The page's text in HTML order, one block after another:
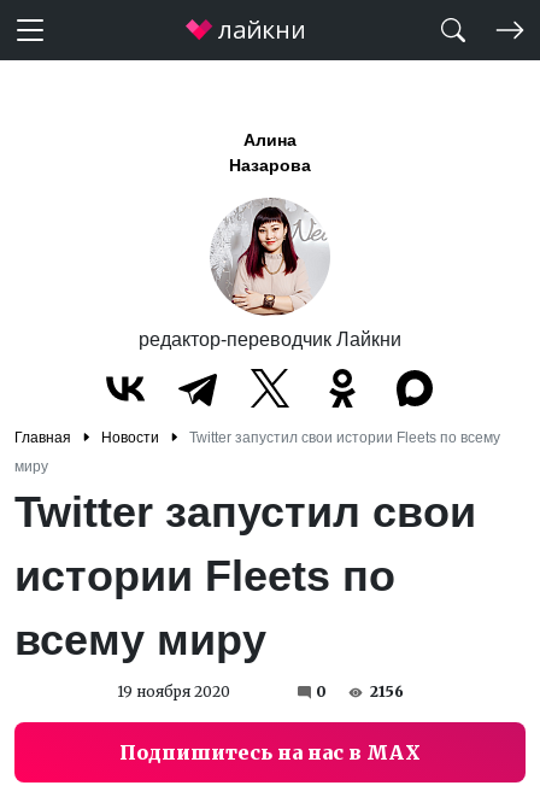
Алина
Назарова
редактор-переводчик Лайкни
Главная Новости
Twitter запустил свои истории Fleets по всему
миру
Twitter запустил свои
истории Fleets по
всему миру
19 ноября 2020 0 2156
Подпишитесь на нас в MAX